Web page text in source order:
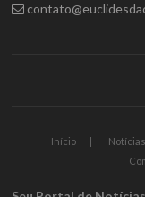
Início Notícias